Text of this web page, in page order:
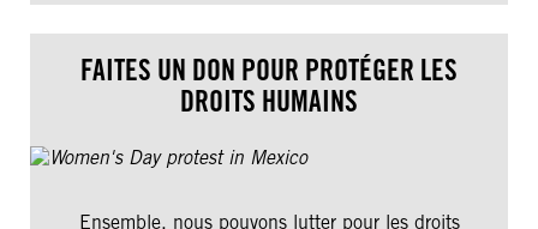
FAITES UN DON POUR PROTÉGER LES
DROITS HUMAINS
Ensemble, nous pouvons lutter pour les droits